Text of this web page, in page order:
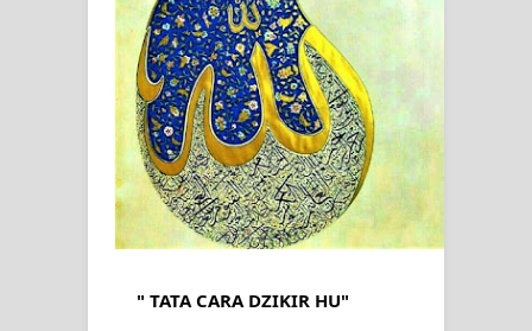
SIRHINDI)
Wusul kepada Allah
Hati dan dua sayap
MUKASYAFAH MENURUT AHL AL-
SUNNAH WAL JAMA'AH: BUKAN
" TATA CARA DZIKIR HU"